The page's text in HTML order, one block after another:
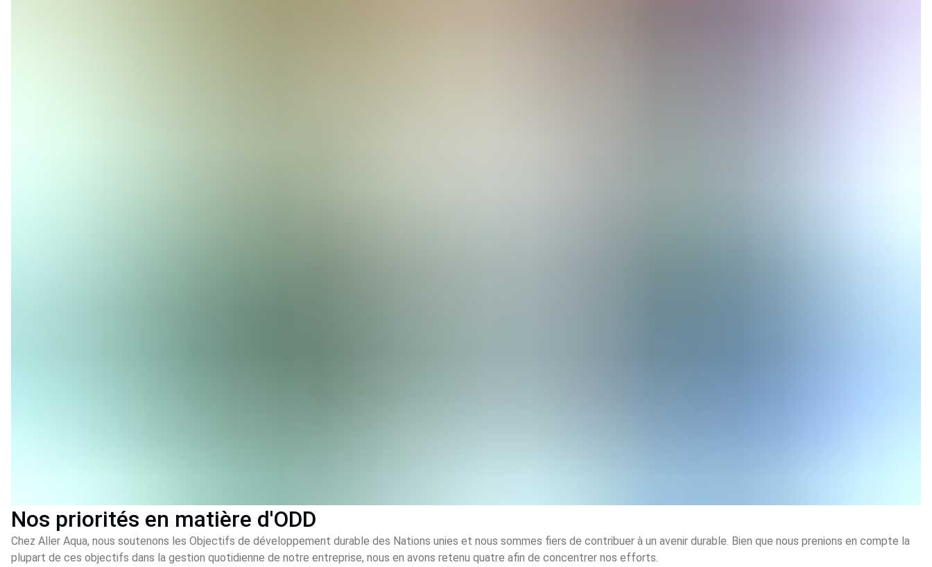
Nos priorités en matière d'ODD
Chez Aller Aqua, nous soutenons les Objectifs de développement durable des Nations unies et nous sommes fiers de contribuer à un avenir durable. Bien que nous prenions en compte la
plupart de ces objectifs dans la gestion quotidienne de notre entreprise, nous en avons retenu quatre afin de concentrer nos efforts.